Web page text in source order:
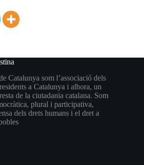
Catalunya som l’associació dels
a Catalunya i alhora, un
de la ciutadania catalana. Som
plural i participativa,
dels drets humans i el dret a